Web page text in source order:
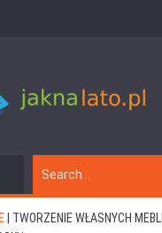
TWORZENIE WŁASNYCH MEBLI